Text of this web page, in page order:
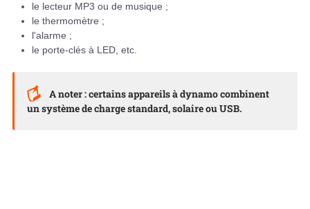
le lecteur MP3 ou de musique ;
le thermomètre ;
l'alarme ;
le porte-clés à LED, etc.
A noter : certains appareils à dynamo combinent
un système de charge standard, solaire ou USB.